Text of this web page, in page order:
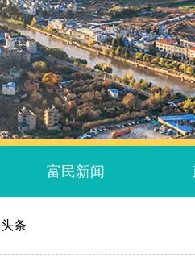
富民新闻
头条